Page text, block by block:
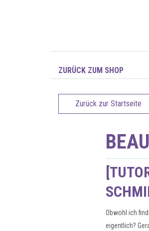
ZURÜCK ZUM SHOP
Zurück zur Startseite
Obwohl ich
eigentlich?